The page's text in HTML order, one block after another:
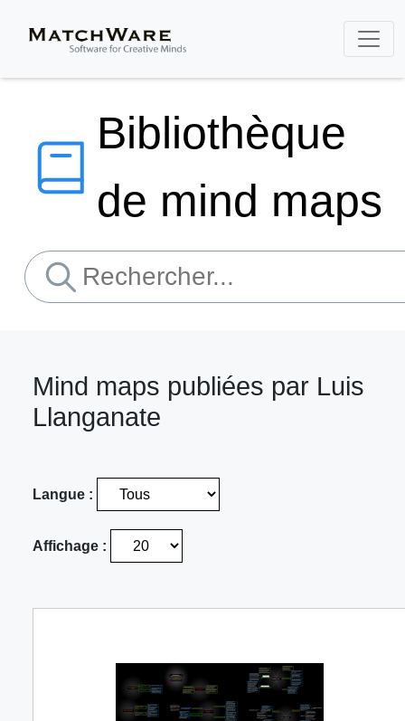
Bibliothèque
de mind maps
Mind maps publiées par Luis
Llanganate
Langue :
Affichage :